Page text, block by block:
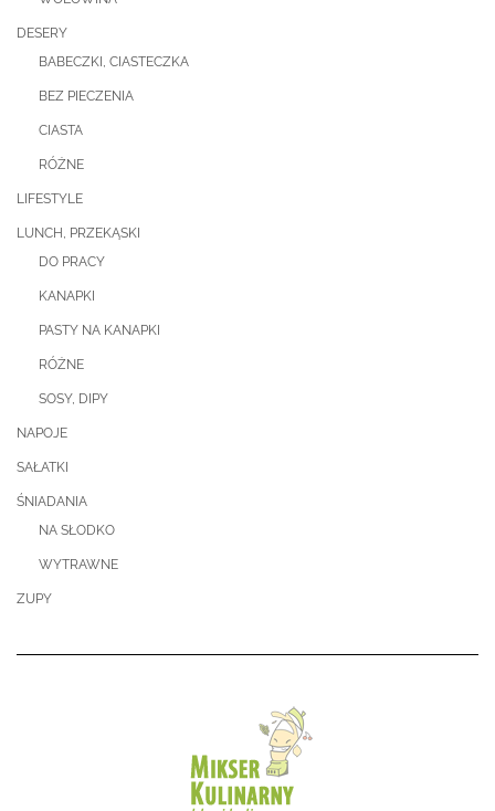
DESERY
BABECZKI, CIASTECZKA
BEZ PIECZENIA
CIASTA
RÓŻNE
LIFESTYLE
LUNCH, PRZEKĄSKI
DO PRACY
KANAPKI
PASTY NA KANAPKI
RÓŻNE
SOSY, DIPY
NAPOJE
SAŁATKI
ŚNIADANIA
NA SŁODKO
WYTRAWNE
ZUPY